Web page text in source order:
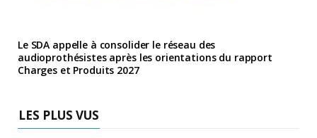
Le SDA appelle à consolider le réseau des
audioprothésistes après les orientations du rapport
Charges et Produits 2027
LES PLUS VUS